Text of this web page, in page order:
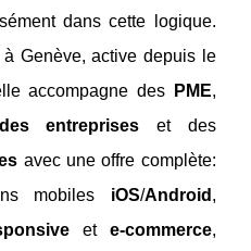
dans cette logique.
Genève, active depuis le
accompagne des PME,
entreprises et des
avec une offre complète:
mobiles iOS/Android ,
et e-commerce,